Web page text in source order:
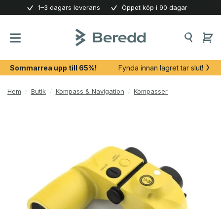
content
1–3 dagars leverans Öppet köp i 90 dagar
Sommarrea upp till 65%! Fynda innan lagret tar slut!
Hem / Butik / Kompass & Navigation / Kompasser